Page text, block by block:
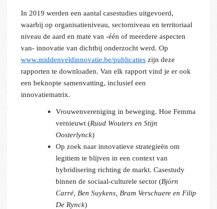
In 2019 werden een aantal casestudies uitgevoerd,
waarbij op organisatieniveau, sectorniveau en territoriaal
niveau de aard en mate van -één of meerdere aspecten
van- innovatie van dichtbij onderzocht werd. Op
www.middenveldinnovatie.be/publicaties zijn deze
rapporten te downloaden. Van elk rapport vind je er ook
een beknopte samenvatting, inclusief een
innovatiematrix.
Vrouwenvereniging in beweging. Hoe Femma
vernieuwt (Ruud Wouters en Stijn
Oosterlynck)
Op zoek naar innovatieve strategieën om
legitiem te blijven in een context van
hybridisering richting de markt. Casestudy
binnen de sociaal-culturele sector (Björn
Carré, Ben Suykens, Bram Verschuere en Filip
De Rynck)